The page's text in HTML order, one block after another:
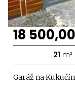
18
21 m²
Garáž na